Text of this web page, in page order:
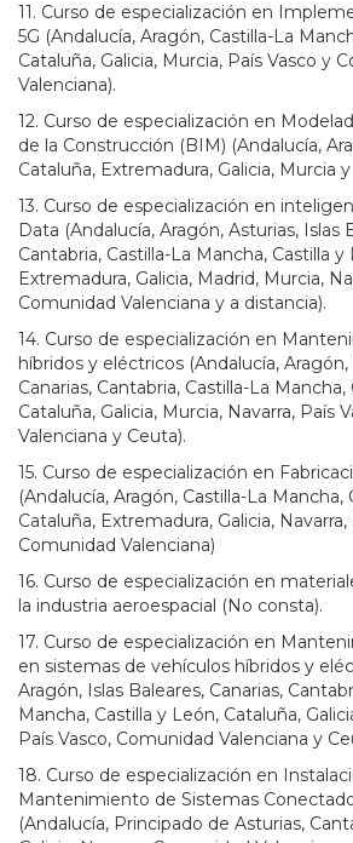
11. Curso de especialización en
5G (Andalucía, Aragón, Castilla-La
Cataluña, Galicia, Murcia, País Vasco y
Valenciana).
12. Curso de especialización en
de la Construcción (BIM) (Andalucía,
Cataluña, Extremadura, Galicia, Murcia y
13. Curso de especialización en
Data (Andalucía, Aragón, Asturias, Islas
Cantabria, Castilla-La Mancha, Castilla y
Extremadura, Galicia, Madrid, Murcia,
Comunidad Valenciana y a distancia).
14. Curso de especialización en
híbridos y eléctricos (Andalucía, Aragón,
Canarias, Cantabria, Castilla-La
Cataluña, Galicia, Murcia, Navarra, País
Valenciana y Ceuta).
15. Curso de especialización en
(Andalucía, Aragón, Castilla-La Mancha,
Cataluña, Extremadura, Galicia,
Comunidad Valenciana)
16. Curso de especialización en
la industria aeroespacial (No consta).
17. Curso de especialización en
en sistemas de vehículos híbridos y
Aragón, Islas Baleares, Canarias,
Mancha, Castilla y León, Cataluña,
País Vasco, Comunidad Valenciana y
18. Curso de especialización en
Mantenimiento de Sistemas
(Andalucía, Principado de Asturias,